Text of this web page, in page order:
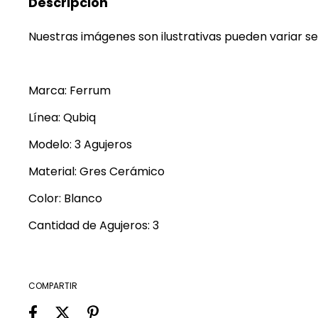
Nuestras imágenes son ilustrativas pueden variar
Marca: Ferrum
Línea: Qubiq
Modelo: 3 Agujeros
Material: Gres Cerámico
Color: Blanco
Cantidad de Agujeros: 3
COMPARTIR